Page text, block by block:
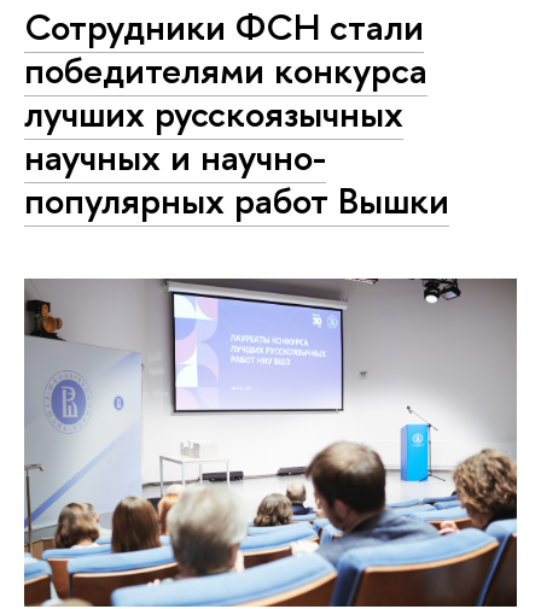
Сотрудники ФСН стали
победителями конкурса
лучших русскоязычных
научных и научно-
популярных работ Вышки